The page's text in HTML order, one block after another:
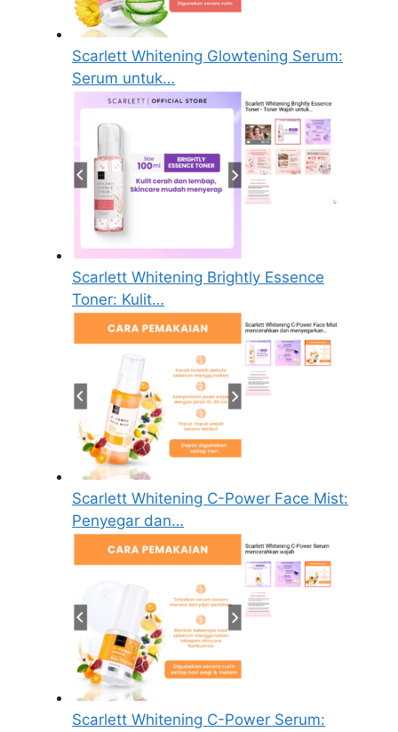
Scarlett Whitening Glowtening Serum:
Serum untuk…
Scarlett Whitening Brightly Essence
Toner: Kulit…
Scarlett Whitening C-Power Face Mist:
Penyegar dan…
Scarlett Whitening C-Power Serum: